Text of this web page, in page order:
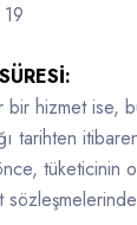
bir hizmet ise,
tarihten
tüketicinin